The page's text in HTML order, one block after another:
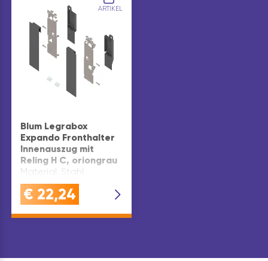
ARTIKEL
Blum Legrabox
Expando Fronthalter
Innenauszug mit
Reling H C, oriongrau
Material: Stahl
€ 22,24